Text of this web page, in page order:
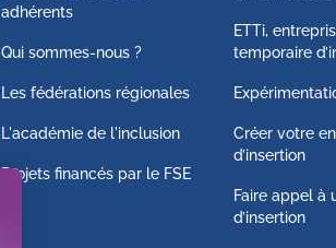
adhérents
Qui sommes-nous ?
Les fédérations régionales
L'académie de l'inclusion
Projets financés par le FSE
ETTi,
temporaire
Créer votre
d’insertion
Faire appel à
d’insertion